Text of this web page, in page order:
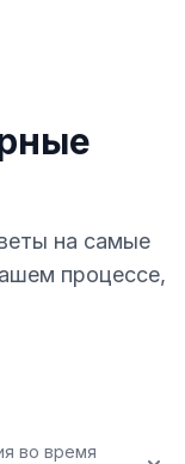
на самые
процессе,
во время